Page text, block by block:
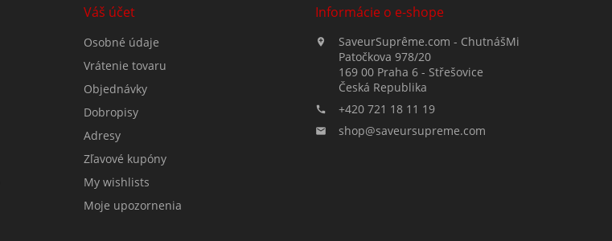
Váš účet
Osobné údaje
Vrátenie tovaru
Objednávky
Dobropisy
Adresy
Zľavové kupóny
My wishlists
Moje upozornenia
Informácie o e-shope

SaveurSuprême.com - ChutnášMi
Patočkova 978/20
169 00 Praha 6 - Střešovice
Česká Republika
 +420 721 18 11 19
 shop@saveursupreme.com